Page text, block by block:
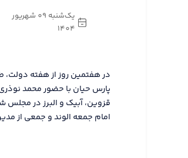
یک‌شنبه 09 شهریور
1404
در هفتمین روز از هفته
پارس حیان با حضور محمد
قزوین، آبیک و البرز در مجلس
امام جمعه الوند و جمعی از